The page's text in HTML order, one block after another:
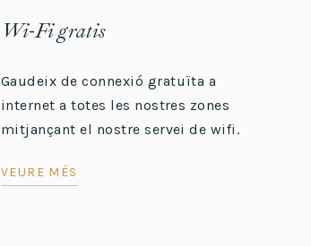
Wi-Fi gratis
Gaudeix de connexió gratuïta a
internet a totes les nostres zones
mitjançant el nostre servei de wifi.
VEURE MÉS